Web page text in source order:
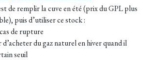
de remplir la cuve en été (prix du GPL plus
puis d’utiliser ce stock :
de rupture
du gaz naturel en hiver quand il
seuil